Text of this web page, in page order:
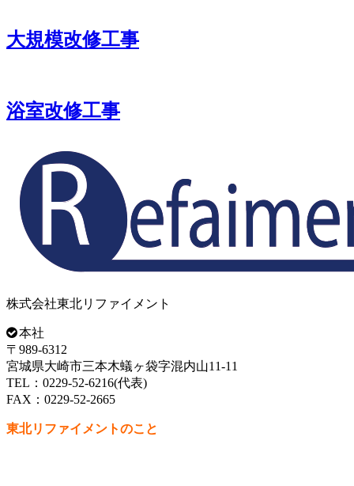
大規模改修工事
浴室改修工事
株式会社東北リファイメント
本社
〒989-6312
宮城県大崎市三本木蟻ヶ袋字混内山11-11
TEL：0229-52-6216(代表)
FAX：0229-52-2665
東北リファイメントのこと